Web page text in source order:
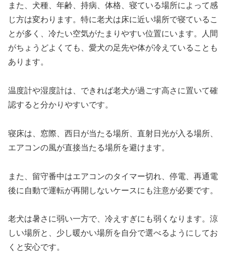
また、犬種、年齢、持病、体格、寝ている場所によって感
じ方は変わります。特に老犬は床に近い場所で寝ているこ
とが多く、冷たい空気がたまりやすい位置にいます。人間
がちょうどよくても、愛犬の足先や体が冷えていることも
あります。
温度計や湿度計は、できれば老犬が過ごす高さに置いて確
認すると分かりやすいです。
寝床は、窓際、西日が当たる場所、直射日光が入る場所、
エアコンの風が直接当たる場所を避けます。
また、留守番中はエアコンのタイマー切れ、停電、再通電
後に自動で運転が再開しないケースにも注意が必要です。
老犬は暑さに弱い一方で、冷えすぎにも弱くなります。涼
しい場所と、少し暖かい場所を自分で選べるようにしてお
くと安心です。